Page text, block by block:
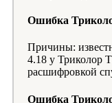
Ошибка
Причины:
4.18 у Триколор
расшифровкой
Ошибка